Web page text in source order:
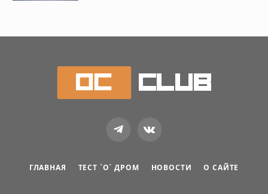
TelegramVKontakte
ГЛАВНАЯ ТЕСТ `О` ДРОМ НОВОСТИ О САЙТЕ